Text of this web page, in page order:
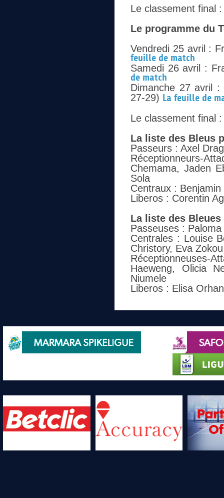
Le classement final
Le programme du
Vendredi 25 avril :
feuille de match
Samedi 26 avril :
de match
Dimanche 27 avril :
27-29) La feuille de
Le classement final
La liste des Bleus
Passeurs : Axel
Réceptionneurs-
Chemama, Jaden
Sola
Centraux :
Liberos : Corentin
La liste des Bleues
Passeuses :
Centrales : Louise
Christory, Eva Zokou
Réceptionneuses-
Haeweng, Olicia
Niumele
Liberos : Elisa